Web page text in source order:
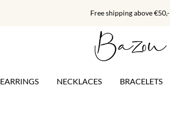
Free shipping above €50,-
EARRINGS NECKLACES BRACELETS